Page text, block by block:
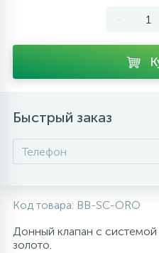
Напольные -
Быстрый заказ
Код товара: BB-SC-ORO
Донный клапан с системой
золото.